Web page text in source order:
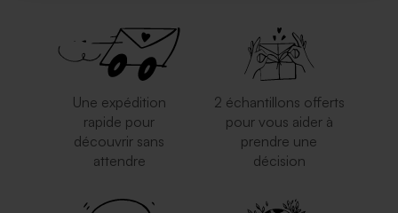
Une expédition
rapide pour
découvrir sans
attendre
2 échantillons offerts
pour vous aider à
prendre une
décision